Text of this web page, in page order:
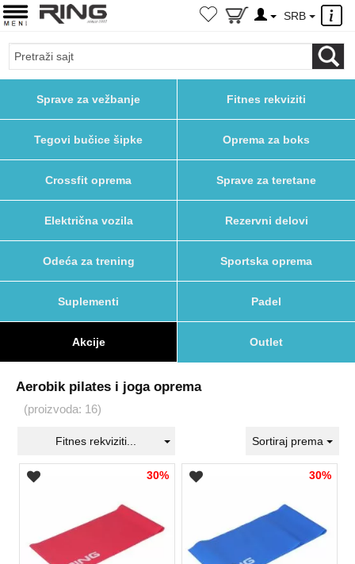
×
SRB
Sprave za vežbanje Fitnes rekviziti
Tegovi bučice šipke Oprema za boks
Crossfit oprema Sprave za teretane
Električna vozila Rezervni delovi
Odeća za trening Sportska oprema
Suplementi Padel
Akcije Outlet
Aerobik pilates i joga oprema
(proizvoda: 16)
Fitnes rekviziti... Sortiraj prema
30% 30%